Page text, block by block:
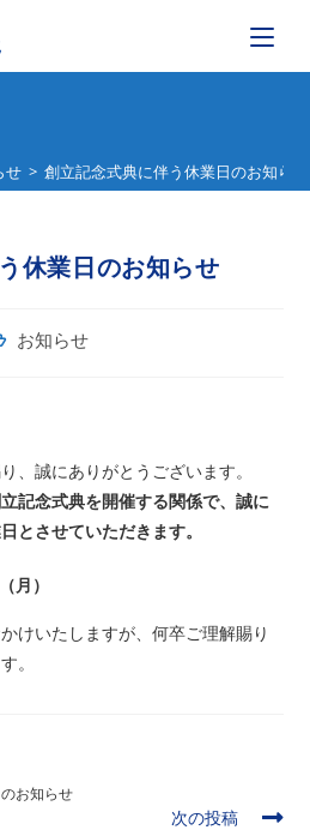
せ > 創立記念式典に伴う休業日のお知らせ
休業日のお知らせ
お知らせ
、誠にありがとうございます。
記念式典を開催する関係で、誠に
とさせていただきます。
月）
けいたしますが、何卒ご理解賜り
。
お知らせ
次の投稿